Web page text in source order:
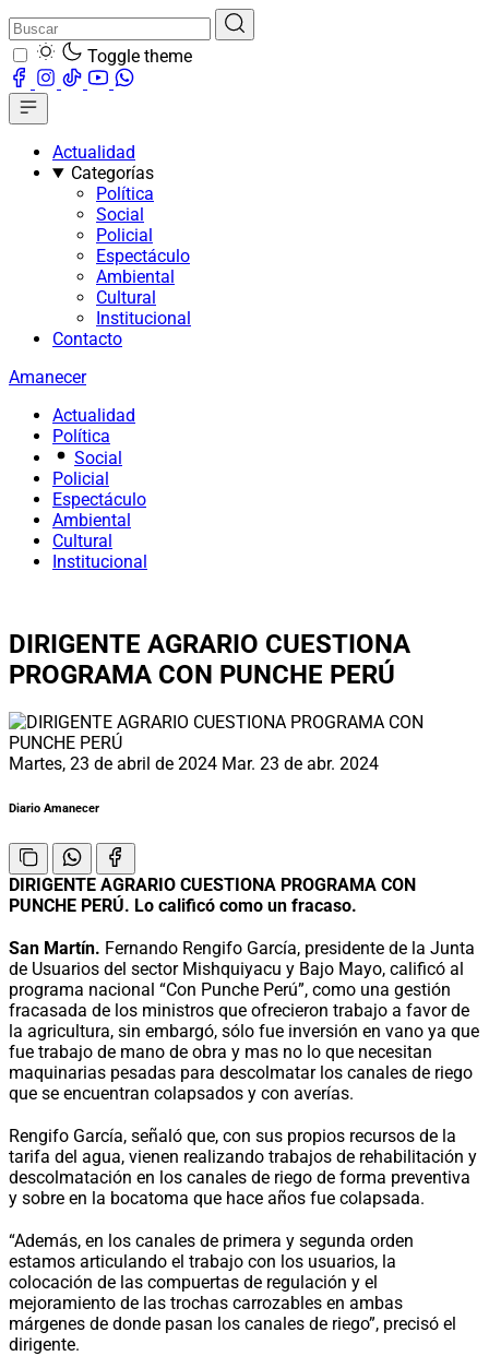
Toggle theme
Actualidad
Categorías
Política
Social
Policial
Espectáculo
Ambiental
Cultural
Institucional
Contacto
Amanecer
Actualidad
Política
Social
Policial
Espectáculo
Ambiental
Cultural
Institucional
DIRIGENTE AGRARIO CUESTIONA
PROGRAMA CON PUNCHE PERÚ
Martes, 23 de abril de 2024 Mar. 23 de abr. 2024
Diario Amanecer
DIRIGENTE AGRARIO CUESTIONA PROGRAMA CON
PUNCHE PERÚ. Lo calificó como un fracaso.
San Martín. Fernando Rengifo García, presidente de la Junta
de Usuarios del sector Mishquiyacu y Bajo Mayo, calificó al
programa nacional “Con Punche Perú”, como una gestión
fracasada de los ministros que ofrecieron trabajo a favor de
la agricultura, sin embargó, sólo fue inversión en vano ya que
fue trabajo de mano de obra y mas no lo que necesitan
maquinarias pesadas para descolmatar los canales de riego
que se encuentran colapsados y con averías.
Rengifo García, señaló que, con sus propios recursos de la
tarifa del agua, vienen realizando trabajos de rehabilitación y
descolmatación en los canales de riego de forma preventiva
y sobre en la bocatoma que hace años fue colapsada.
“Además, en los canales de primera y segunda orden
estamos articulando el trabajo con los usuarios, la
colocación de las compuertas de regulación y el
mejoramiento de las trochas carrozables en ambas
márgenes de donde pasan los canales de riego”, precisó el
dirigente.